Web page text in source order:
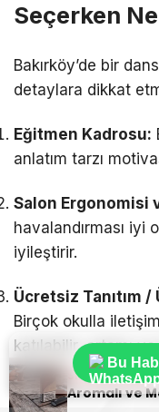
Seçerken
Bakırköy’de bir
detaylara dikkat
Eğitmen Kadrosu:
anlatım tarzı
Salon Ergonomisi
havalandırması iyi
iyileştirir.
Ücretsiz Tanıtım
Birçok okulla
katılabilir, ortamı
tanıyabilirsiniz.
Sıradaki Haber
Bu